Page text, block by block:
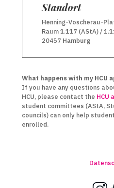
Standort
Henning-Voscherau-
Raum 1.117 (AStA) /
20457 Hamburg
What happens with my HCU
If you have any questions
HCU, please contact the HCU
student committees (AStA,
councils) can only help
enrolled.